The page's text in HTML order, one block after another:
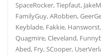
SpaceRocker, Tiepfaut,
FamilyGuy, ARobben,
Keyblade, Fakkie,
Quagmire, Cleveland,
Abed, Fry, SCooper,